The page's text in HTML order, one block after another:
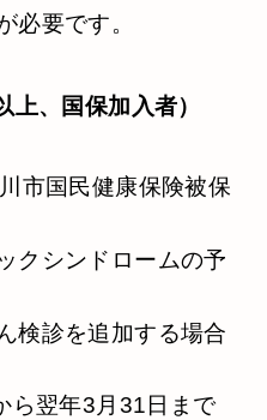
必要です。​
、国保加入者）
市国民健康保険被保
クシンドロームの予
検診を追加する場合
ら翌年3月31日まで